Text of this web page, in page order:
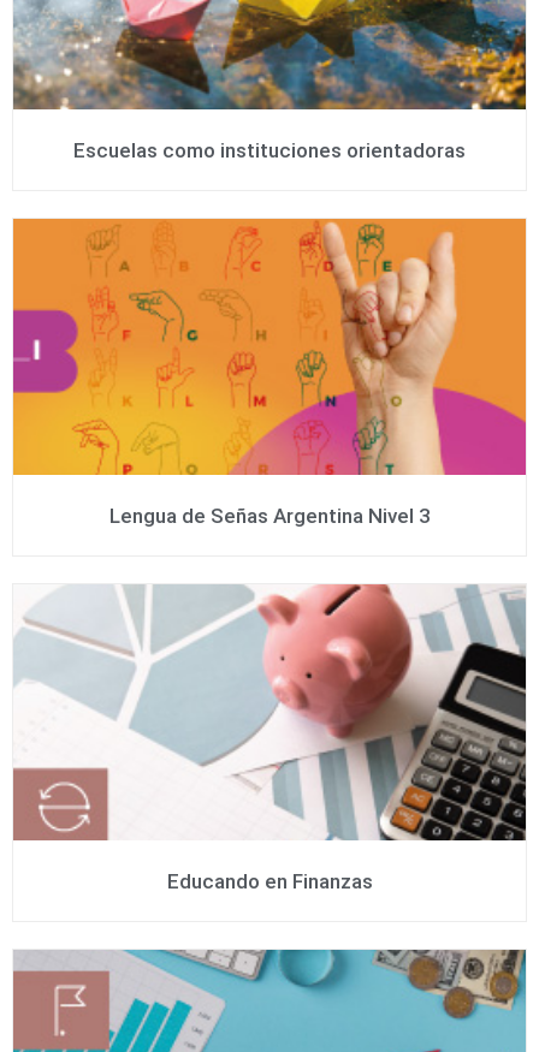
Escuelas como instituciones orientadoras
Lengua de Señas Argentina Nivel 3
Educando en Finanzas